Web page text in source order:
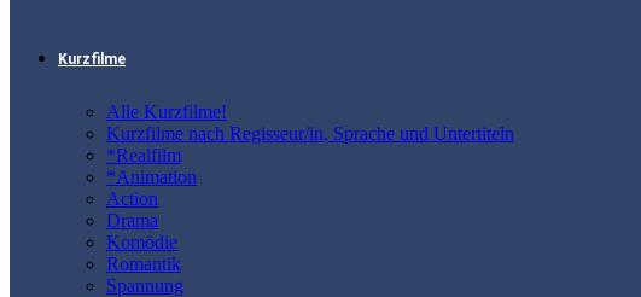
Kurzfilme
Alle Kurzfilme!
Kurzfilme nach Regisseur/in, Sprache und Untertiteln
*Realfilm
*Animation
Action
Drama
Komödie
Romantik
Spannung